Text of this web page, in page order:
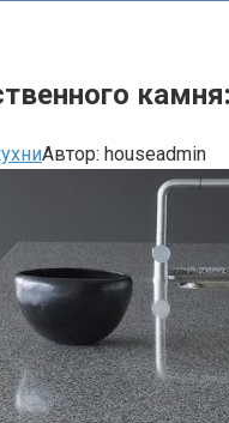
Автор: houseadmin